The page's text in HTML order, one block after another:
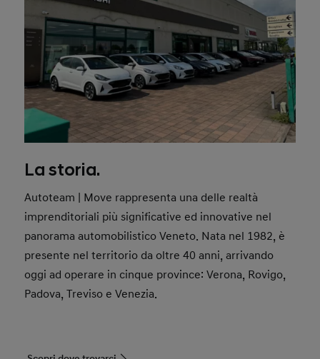
La storia.
Autoteam | Move rappresenta una delle realtà
imprenditoriali più significative ed innovative nel
panorama automobilistico Veneto. Nata nel 1982, è
presente nel territorio da oltre 40 anni, arrivando
oggi ad operare in cinque province: Verona, Rovigo,
Padova, Treviso e Venezia.